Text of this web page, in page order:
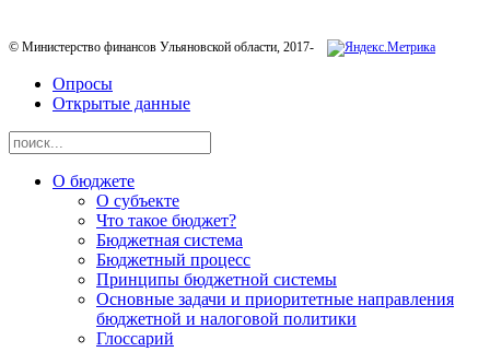
© Министерство финансов Ульяновской области, 2017-
Опросы
Открытые данные
О бюджете
О субъекте
Что такое бюджет?
Бюджетная система
Бюджетный процесс
Принципы бюджетной системы
Основные задачи и приоритетные направления
бюджетной и налоговой политики
Глоссарий